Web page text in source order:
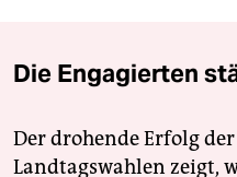
Die Engagierten
Der drohende Erfolg
Landtagswahlen zeigt,